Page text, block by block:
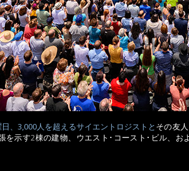
、3,000人を超えるサイエントロジストと その友
を示す2棟の建物、ウエスト･コースト･ビル、お